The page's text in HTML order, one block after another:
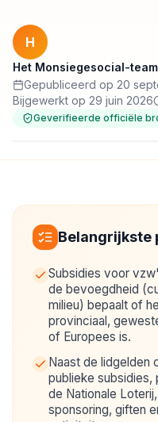
H
Het Monsiegesocial-team
Gepubliceerd op 20
Bijgewerkt op 29 juin 2026
Geverifieerde officiële
Belangrijkste
Subsidies voor
de bevoegdheid
milieu) bepaalt of
provinciaal,
of Europees is.
Naast de lidgelden
publieke subsidies,
de Nationale
sponsoring, giften